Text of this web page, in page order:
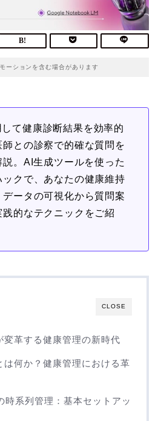
ーションを含む場合があります
て健康診断結果を効率的
との診察で的確な質問を
。AI生成ツールを使った
クで、あなたの健康維持
ータの可視化から質問案
的なテクニックをご紹
CLOSE
変革する健康管理の新時代
は何か？健康管理における革
時系列管理：基本セットアッ